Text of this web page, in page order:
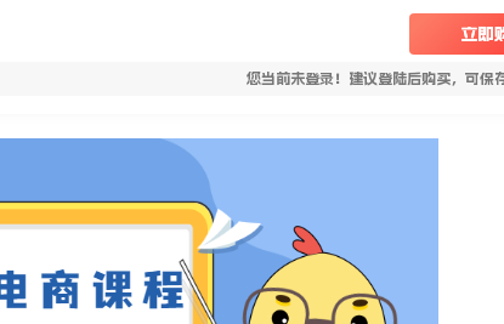
立即
您当前未登录！建议登陆后购买，可保